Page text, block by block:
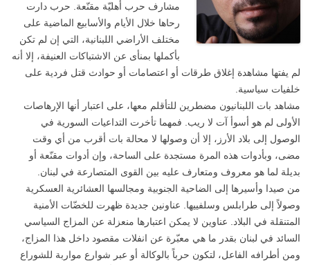
مشارف حرب أهليّة مقنّعة. حرب دارت
رحاها خلال الأيام والأسابيع الماضية على
مختلف الأراضي اللبنانية، التي إن لم تكن
بأكملها بمنأى عن الاشتباكات العنيفة، إلا أنه
لم يفتها مشاهدة إغلاق طرقات أو اعتصامات أو حوادث قتل فردية على
خلفيات سياسية.
مشاهد بات اللبنانيون مضطرين للتأقلم معها، على اعتبار أنها الإرهاصات
الأولى لم هو أسوأ آت لا ريب. فمهما تأخرت التداعيات السورية في
الوصول إلى بلاد الأرز، إلا أن وصولها لا محالة بات أقرب من أي وقت
مضى، وبأدوات هذه المرة مستجدة على الساحة، وإن أدوات مقنّعة أو
بديلة لما هو معروف ومتعارف عليه بين القوى المتصارعة في لبنان.
من صيدا وأسيرها إلى الضاحية الجنوبية ومجالسها العشائرية العسكرية
وصولاً إلى طرابلس وسلفييها. عناونين جديدة ظهرت للخضّات الأمنية
المتنقلة في البلاد. عناوين لا يمكن اعتبارها منعزلة عن المزاج السياسي
السائد في لبنان بقدر ما هي معبّرة عن انفلات مقصود داخل هذا المزاج،
ومن أطرافه الفاعل، لتكون حرباً بالوكالة أو عبر شوارع مواربة للشوراع